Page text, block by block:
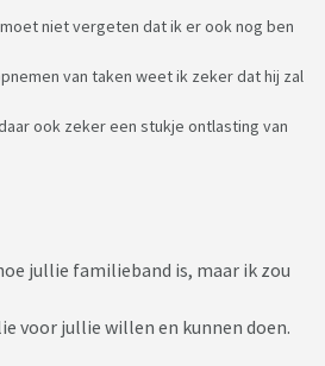
niet vergeten dat ik er ook nog ben
van taken weet ik zeker dat hij zal
ook zeker een stukje ontlasting van
jullie familieband is, maar ik zou
voor jullie willen en kunnen doen.